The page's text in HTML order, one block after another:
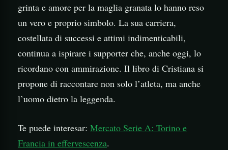
grinta e amore per la maglia granata lo hanno reso
un vero e proprio simbolo. La sua carriera,
costellata di successi e attimi indimenticabili,
continua a ispirare i supporter che, anche oggi, lo
ricordano con ammirazione. Il libro di Cristiana si
propone di raccontare non solo l’atleta, ma anche
l’uomo dietro la leggenda.
Te puede interesar: Mercato Serie A: Torino e
Francia in effervescenza.